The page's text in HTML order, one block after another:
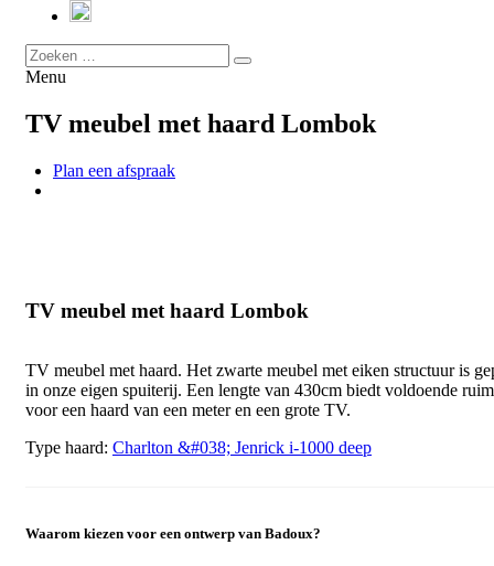
Menu
TV meubel met haard Lombok
Plan een afspraak
TV meubel met haard Lombok
TV meubel met haard. Het zwarte meubel met eiken structuur is
in onze eigen spuiterij. Een lengte van 430cm biedt voldoende
voor een haard van een meter en een grote TV.
Type haard: Charlton &#038; Jenrick i-1000 deep
Waarom kiezen voor een ontwerp van Badoux?